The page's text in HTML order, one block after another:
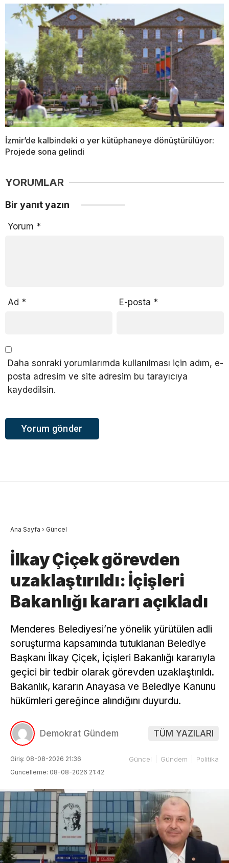
İzmir’de kalbindeki o yer kütüphaneye dönüştürülüyor:
Projede sona gelindi
YORUMLAR
Bir yanıt yazın
Yorum *
Ad * E-posta *
Daha sonraki yorumlarımda kullanılması için adım, e-
posta adresim ve site adresim bu tarayıcıya
kaydedilsin.
Ana Sayfa › Güncel
İlkay Çiçek görevden
uzaklaştırıldı: İçişleri
Bakanlığı kararı açıkladı
Menderes Belediyesi’ne yönelik yürütülen adli
soruşturma kapsamında tutuklanan Belediye
Başkanı İlkay Çiçek, İçişleri Bakanlığı kararıyla
geçici bir tedbir olarak görevden uzaklaştırıldı.
Bakanlık, kararın Anayasa ve Belediye Kanunu
hükümleri gereğince alındığını duyurdu.
Demokrat Gündem TÜM YAZILARI
Giriş: 08-08-2026 21:36
Güncelleme: 08-08-2026 21:42
Güncel Gündem Politika